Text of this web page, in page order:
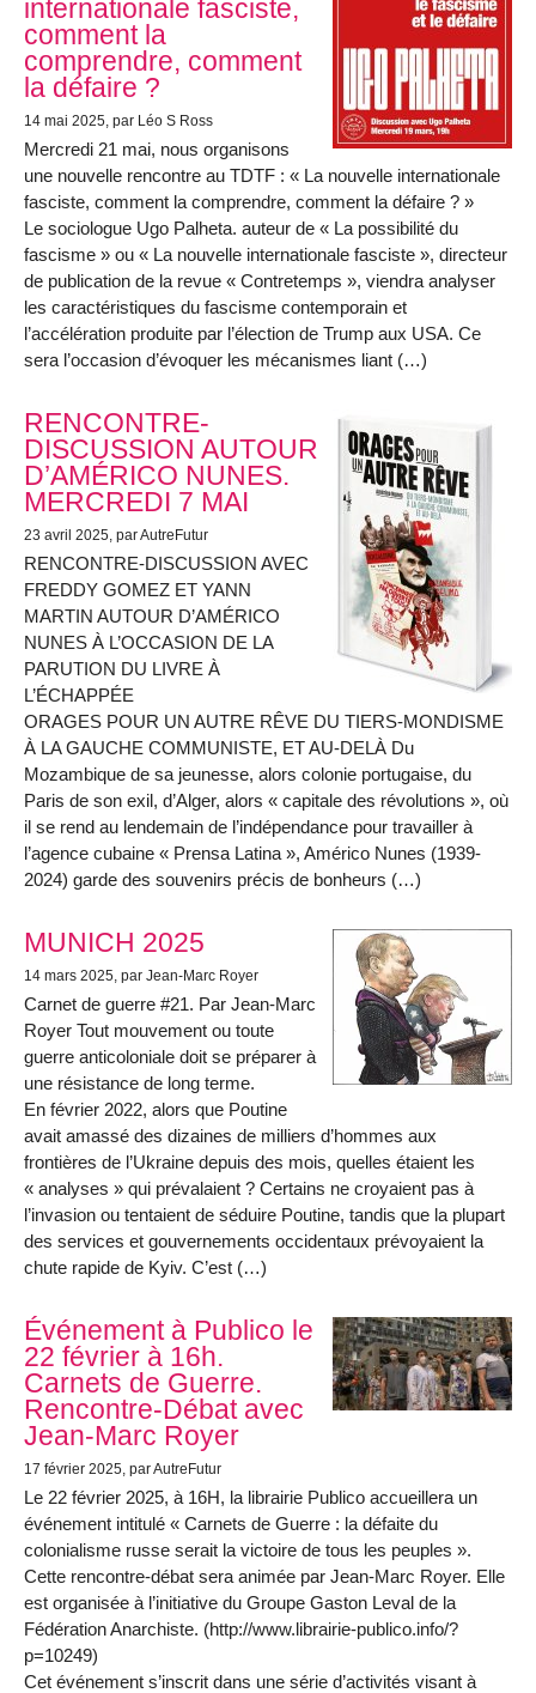
internationale fasciste,
comment la
comprendre, comment
la défaire ?
14 mai 2025 , par Léo S Ross
Mercredi 21 mai, nous organisons
une nouvelle rencontre au TDTF : « La nouvelle internationale
fasciste, comment la comprendre, comment la défaire ? »
Le sociologue Ugo Palheta. auteur de « La possibilité du
fascisme » ou « La nouvelle internationale fasciste », directeur
de publication de la revue « Contretemps », viendra analyser
les caractéristiques du fascisme contemporain et
l’accélération produite par l’élection de Trump aux USA. Ce
sera l’occasion d’évoquer les mécanismes liant (…)
RENCONTRE-
DISCUSSION AUTOUR
D’AMÉRICO NUNES.
MERCREDI 7 MAI
23 avril 2025 , par AutreFutur
RENCONTRE-DISCUSSION AVEC
FREDDY GOMEZ ET YANN
MARTIN AUTOUR D’AMÉRICO
NUNES À L’OCCASION DE LA
PARUTION DU LIVRE À
L’ÉCHAPPÉE
ORAGES POUR UN AUTRE RÊVE DU TIERS-MONDISME
À LA GAUCHE COMMUNISTE, ET AU-DELÀ Du
Mozambique de sa jeunesse, alors colonie portugaise, du
Paris de son exil, d’Alger, alors « capitale des révolutions », où
il se rend au lendemain de l’indépendance pour travailler à
l’agence cubaine « Prensa Latina », Américo Nunes (1939-
2024) garde des souvenirs précis de bonheurs (…)
MUNICH 2025
14 mars 2025 , par Jean-Marc Royer
Carnet de guerre #21. Par Jean-Marc
Royer Tout mouvement ou toute
guerre anticoloniale doit se préparer à
une résistance de long terme.
En février 2022, alors que Poutine
avait amassé des dizaines de milliers d’hommes aux
frontières de l’Ukraine depuis des mois, quelles étaient les
« analyses » qui prévalaient ? Certains ne croyaient pas à
l’invasion ou tentaient de séduire Poutine, tandis que la plupart
des services et gouvernements occidentaux prévoyaient la
chute rapide de Kyiv. C’est (…)
Événement à Publico le
22 février à 16h.
Carnets de Guerre.
Rencontre-Débat avec
Jean-Marc Royer
17 février 2025 , par AutreFutur
Le 22 février 2025, à 16H, la librairie Publico accueillera un
événement intitulé « Carnets de Guerre : la défaite du
colonialisme russe serait la victoire de tous les peuples ».
Cette rencontre-débat sera animée par Jean-Marc Royer. Elle
est organisée à l’initiative du Groupe Gaston Leval de la
Fédération Anarchiste. (http://www.librairie-publico.info/?
p=10249)
Cet événement s’inscrit dans une série d’activités visant à